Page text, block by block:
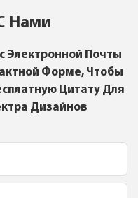
Нами
Электронной Почты
Форме, Чтобы
Цитату Для
Дизайнов